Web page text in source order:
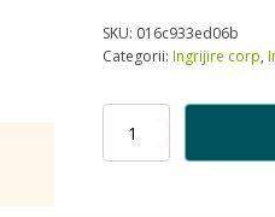
SKU: 016c933ed06b
Categorii: Ingrijire corp,
Cantitate